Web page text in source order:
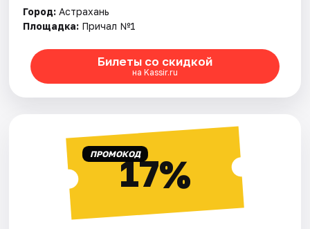
Рейтинги
Город: Астрахань
Площадка: Причал №1
Билеты со скидкой
на Kassir.ru
ПРОМОКОД17%